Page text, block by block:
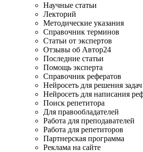
Научные статьи
Лекторий
Методические указания
Справочник терминов
Статьи от экспертов
Отзывы об Автор24
Последние статьи
Помощь эксперта
Справочник рефератов
Нейросеть для решения задач
Нейросеть для написания
Поиск репетитора
Для правообладателей
Работа для преподавателей
Работа для репетиторов
Партнерская программа
Реклама на сайте